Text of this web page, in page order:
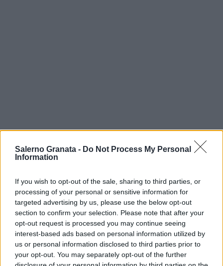
Salerno Granata - Do Not Process My Personal
Information
If you wish to opt-out of the sale, sharing to third parties, or
processing of your personal or sensitive information for
targeted advertising by us, please use the below opt-out
section to confirm your selection. Please note that after your
opt-out request is processed you may continue seeing
interest-based ads based on personal information utilized by
us or personal information disclosed to third parties prior to
your opt-out. You may separately opt-out of the further